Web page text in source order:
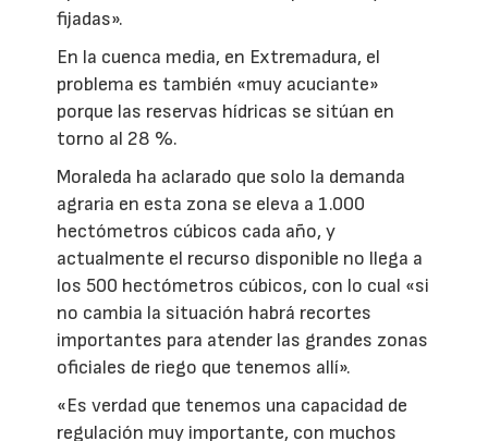
fijadas».
En la cuenca media, en Extremadura, el
problema es también «muy acuciante»
porque las reservas hídricas se sitúan en
torno al 28 %.
Moraleda ha aclarado que solo la demanda
agraria en esta zona se eleva a 1.000
hectómetros cúbicos cada año, y
actualmente el recurso disponible no llega a
los 500 hectómetros cúbicos, con lo cual «si
no cambia la situación habrá recortes
importantes para atender las grandes zonas
oficiales de riego que tenemos allí».
«Es verdad que tenemos una capacidad de
regulación muy importante, con muchos